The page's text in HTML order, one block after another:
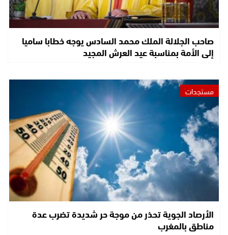
صاحب الجلالة الملك محمد السادس يوجه خطابا ساميا
إلى الأمة بمناسبة عيد العرش المجيد
مستجدات
الأرصاد الجوية تحذر من موجة حر شديدة تضرب عدة
مناطق بالمغرب